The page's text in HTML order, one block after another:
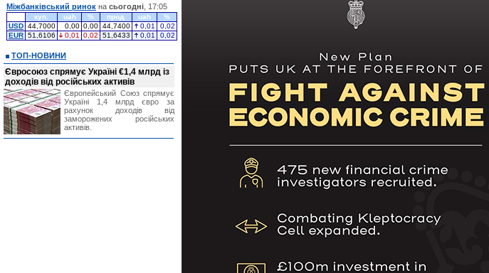
Міжбанківський ринок на сьогодні , 17:05
куп. uah % прод. uah
%
USD 44,7000 0,00 0,00 44,7400 0,01
0,02
EUR 51,6106 0,01 0,02 51,6433 0,01 0,02
ТОП-НОВИНИ
Євросоюз спрямує Україні €1,4 млрд із
доходів від російських активів
Європейський Союз спрямує
Україні 1,4 млрд євро за
рахунок доходів від
заморожених російських
активів.